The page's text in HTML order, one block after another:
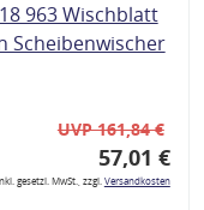
963 Wischblatt
Scheibenwischer
UVP 161,84 €
57,01 €
gesetzl. MwSt., zzgl.Versandkosten